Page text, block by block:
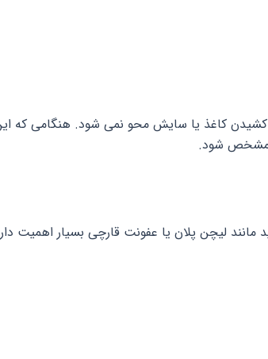
مشخص شود.
لیچن پلان یا عفونت قارچی بسیار اهمیت